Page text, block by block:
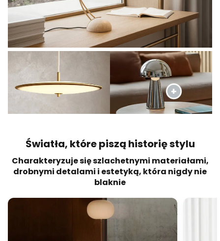
Światła, które piszą historię stylu
Charakteryzuje się szlachetnymi materiałami,
drobnymi detalami i estetyką, która nigdy nie
blaknie